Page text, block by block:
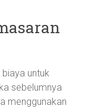
untuk
sebelumnya
menggunakan